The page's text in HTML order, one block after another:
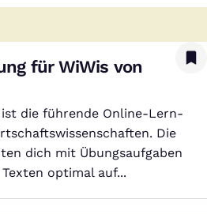
für WiWis von
die führende Online-Lern-
Die
dich mit Übungsaufgaben
optimal auf...